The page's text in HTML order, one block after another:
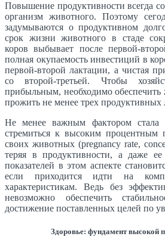
Повышение продуктивности всегда
организм животного. Поэтому
задумываются о продуктивном
срок жизни животного в стаде
коров выбывает после первой-
полная окупаемость инвестиций в
первой-второй лактации, а чистая
со второй-третьей. Чтобы
прибыльным, необходимо
прожить не менее трех продуктивных
Не менее важным фактором стала
стремиться к высоким процентным
своих животных (pregnancy rate,
теряя в продуктивности, а даже
показателей в этом аспекте
если приходится идти на
характеристикам. Ведь без
невозможно обеспечить
достижение поставленных целей по
Здоровье: фундамент высокой